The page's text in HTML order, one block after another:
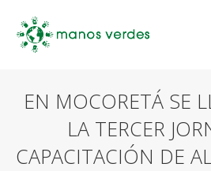
EN MOCORETÁ SE
LA TERCER
CAPACITACIÓN DE